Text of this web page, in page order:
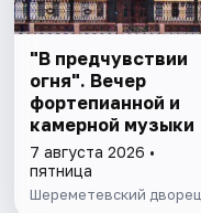
"В предчувствии
огня". Вечер
фортепианной и
камерной музыки
7 августа 2026 •
пятница
Шереметевский дворец